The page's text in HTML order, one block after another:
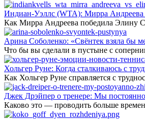
Индиан-Уэллс (WTA): Мирра Андреева
Как Мирра Андреева победила Элину
Арина Соболенко: «Свёнтек взяла бы
Что бы вы сделали в пустыне с
Хольгер Руне: Когда сталкиваюсь с
Как Хольгер Руне справляется с
Джек Дрэйпер о тренере: Мы
Каково это — проводить больше